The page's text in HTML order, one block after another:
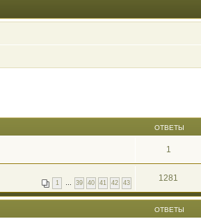
ОТВЕТЫ
1
1 … 39 40 41 42 43 1281
ОТВЕТЫ